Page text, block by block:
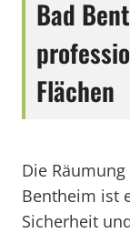
Bad
Flächen
Die
Bentheim ist
Sicherheit